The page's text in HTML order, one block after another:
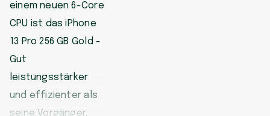
einem neuen 6-Core
CPU ist das iPhone
13 Pro 256 GB Gold -
Gut
leistungsstärker
und effizienter als
seine Vorgänger.